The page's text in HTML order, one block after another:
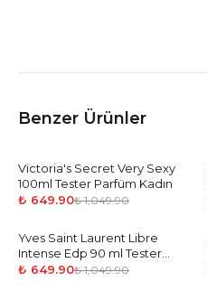
Benzer Ürünler
-38%
Victoria's Secret Very Sexy
100ml Tester Parfüm Kadın
₺ 649.90₺ 1,049.90
-38%
Yves Saint Laurent Libre
Intense Edp 90 ml Tester
Parfüm Kadın
₺ 649.90₺ 1,049.90